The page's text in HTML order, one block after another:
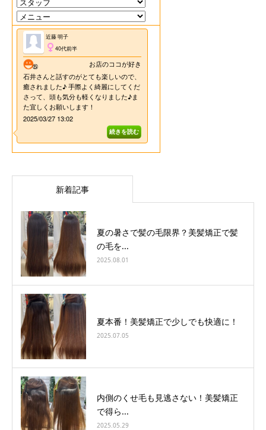
新着記事
夏の暑さで髪の毛限界？美髪矯正で髪
の毛を...
2025.08.01
夏本番！美髪矯正で少しでも快適に！
2025.07.05
内側のくせ毛も見逃さない！美髪矯正
で得ら...
2025.05.29